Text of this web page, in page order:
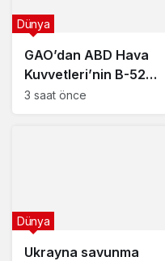
GAO’dan ABD Hava
Kuvvetleri’nin B-52
modernizasyonuna
Dünya
3 saat önce
Ukrayna savunma
Dünya